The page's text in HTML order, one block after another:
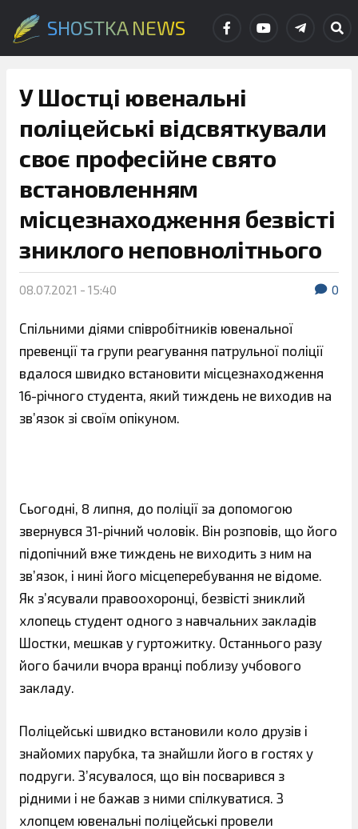
SHOSTKA NEWS
У Шостці ювенальні
поліцейські відсвяткували
своє професійне свято
встановленням
місцезнаходження безвісті
зниклого неповнолітнього
08.07.2021 - 15:40 0
Спільними діями співробітників ювенальної
превенції та групи реагування патрульної поліції
вдалося швидко встановити місцезнаходження
16-річного студента, який тиждень не виходив на
зв’язок зі своїм опікуном.
Сьогодні, 8 липня, до поліції за допомогою
звернувся 31-річний чоловік. Він розповів, що його
підопічний вже тиждень не виходить з ним на
зв’язок, і нині його місцеперебування не відоме.
Як з’ясували правоохоронці, безвісті зниклий
хлопець студент одного з навчальних закладів
Шостки, мешкав у гуртожитку. Останнього разу
його бачили вчора вранці поблизу учбового
закладу.
Поліцейські швидко встановили коло друзів і
знайомих парубка, та знайшли його в гостях у
подруги. З’ясувалося, що він посварився з
рідними і не бажав з ними спілкуватися. З
хлопцем ювенальні поліцейські провели